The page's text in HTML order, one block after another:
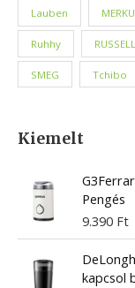
Lauben
Ruhhy
SMEG Tchibo
Kiemelt
Pengés
9.390 Ft
kapcsol